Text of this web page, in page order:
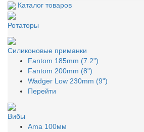
Каталог товаров
Ротаторы
Силиконовые приманки
Fantom 185mm (7.2")
Fantom 200mm (8")
Wadger Low 230mm (9")
Перейти
Вибы
Ama 100мм